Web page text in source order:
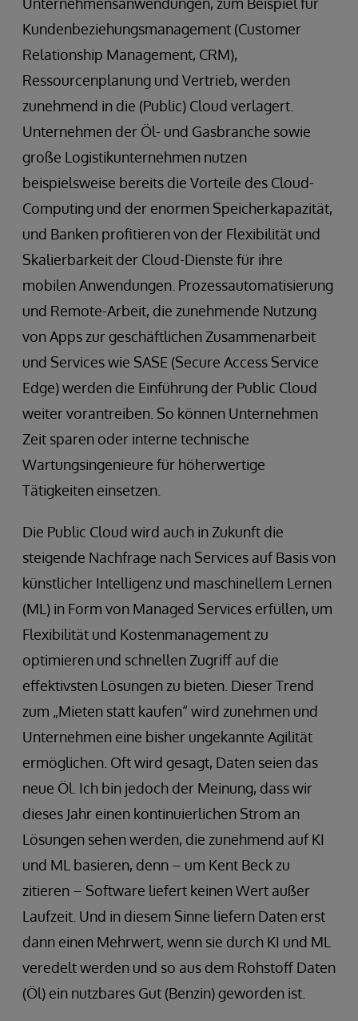
Kundenbeziehungsmanagement (Customer
Relationship Management, CRM),
Ressourcenplanung und Vertrieb, werden
zunehmend in die (Public) Cloud verlagert.
Unternehmen der Öl- und Gasbranche sowie
große Logistikunternehmen nutzen
beispielsweise bereits die Vorteile des Cloud-
Computing und der enormen Speicherkapazität,
und Banken profitieren von der Flexibilität und
Skalierbarkeit der Cloud-Dienste für ihre
mobilen Anwendungen. Prozessautomatisierung
und Remote-Arbeit, die zunehmende Nutzung
von Apps zur geschäftlichen Zusammenarbeit
und Services wie SASE (Secure Access Service
Edge) werden die Einführung der Public Cloud
weiter vorantreiben. So können Unternehmen
Zeit sparen oder interne technische
Wartungsingenieure für höherwertige
Tätigkeiten einsetzen.
Die Public Cloud wird auch in Zukunft die
steigende Nachfrage nach Services auf Basis von
künstlicher Intelligenz und maschinellem Lernen
(ML) in Form von Managed Services erfüllen, um
Flexibilität und Kostenmanagement zu
optimieren und schnellen Zugriff auf die
effektivsten Lösungen zu bieten. Dieser Trend
zum „Mieten statt kaufen“ wird zunehmen und
Unternehmen eine bisher ungekannte Agilität
ermöglichen. Oft wird gesagt, Daten seien das
neue Öl. Ich bin jedoch der Meinung, dass wir
dieses Jahr einen kontinuierlichen Strom an
Lösungen sehen werden, die zunehmend auf KI
und ML basieren, denn – um Kent Beck zu
zitieren – Software liefert keinen Wert außer
Laufzeit. Und in diesem Sinne liefern Daten erst
dann einen Mehrwert, wenn sie durch KI und ML
veredelt werden und so aus dem Rohstoff Daten
(Öl) ein nutzbares Gut (Benzin) geworden ist.